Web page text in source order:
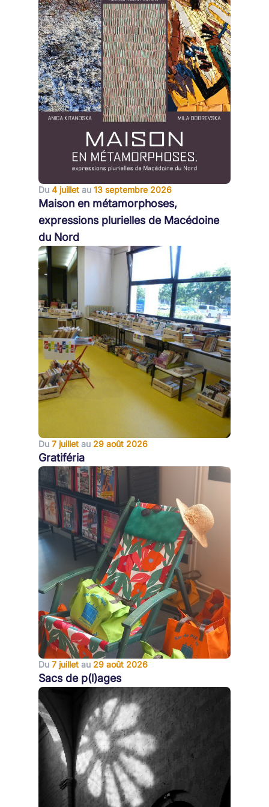
Du 4 juillet au 13 septembre 2026
Maison en métamorphoses,
expressions plurielles de Macédoine
du Nord
Du 7 juillet au 29 août 2026
Gratiféria
Du 7 juillet au 29 août 2026
Sacs de p(l)ages